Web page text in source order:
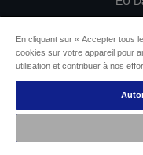
En cliquant sur « Accepter tous
cookies sur votre appareil pour
utilisation et contribuer à nos